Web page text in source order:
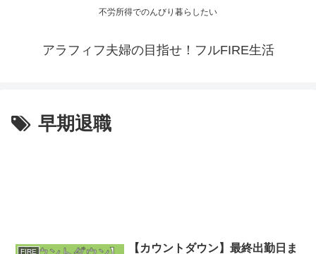
不労所得でのんびり暮らしたい
アラフィフ夫婦の目指せ！フルFIRE生活
早期退職
FIRE
【カウントダウン】最終出勤日ま